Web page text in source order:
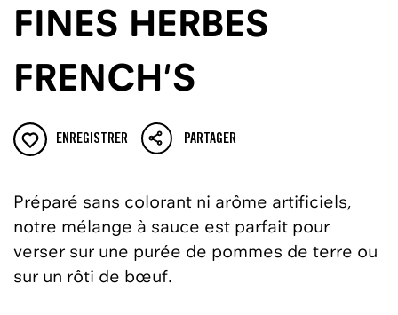
FINES HERBES
FRENCH'S
ENREGISTRER PARTAGER
Préparé sans colorant ni arôme artificiels,
notre mélange à sauce est parfait pour
verser sur une purée de pommes de terre ou
sur un rôti de bœuf.